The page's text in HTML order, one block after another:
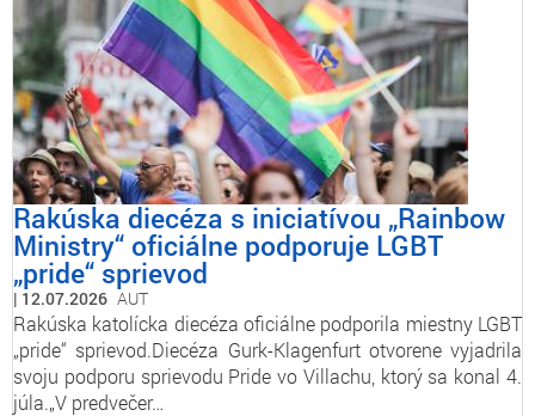
Rakúska diecéza s iniciatívou „Rainbow
Ministry“ oficiálne podporuje LGBT
„pride“ sprievod
12.07.2026 AUT
Rakúska katolícka diecéza oficiálne podporila miestny LGBT
„pride“ sprievod.Diecéza Gurk-Klagenfurt otvorene vyjadrila
svoju podporu sprievodu Pride vo Villachu, ktorý sa konal 4.
júla.„V predvečer…